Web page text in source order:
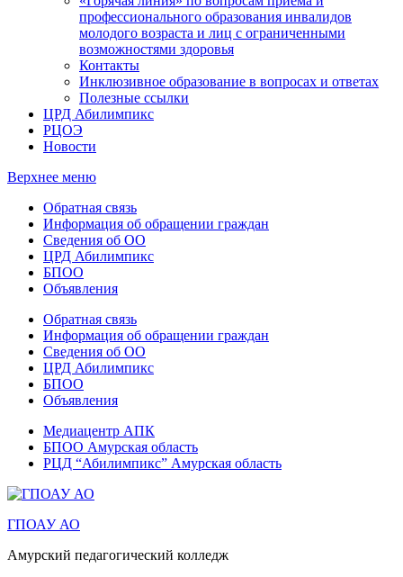
профессионального образования инвалидов
молодого возраста и лиц с ограниченными
возможностями здоровья
Контакты
Инклюзивное образование в вопросах и ответах
Полезные ссылки
ЦРД Абилимпикс
РЦОЭ
Новости
Верхнее меню
Обратная связь
Информация об обращении граждан
Сведения об ОО
ЦРД Абилимпикс
БПОО
Объявления
Обратная связь
Информация об обращении граждан
Сведения об ОО
ЦРД Абилимпикс
БПОО
Объявления
Медиацентр АПК
БПОО Амурская область
РЦД “Абилимпикс” Амурская область
ГПОАУ АО
Амурский педагогический колледж